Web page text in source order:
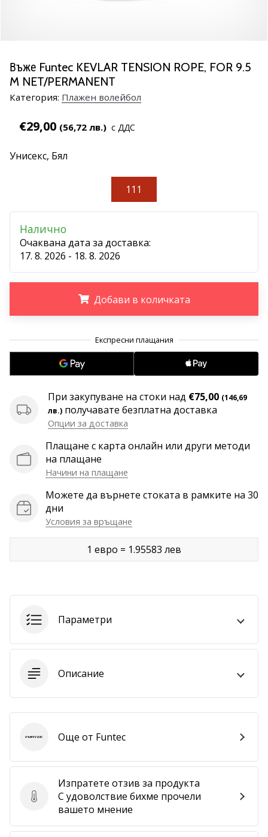
страст
като
нас?
се
амбасадор
на
11. 8. 2022
1 мин. четене
Партньорска
програма
Facebook
дискусионен
форум?
Накарайте
ги
да
генерират
приходи.
…
Въже Funtec KEVLAR TENSION ROPE, FOR 9.5
M NET/PERMANENT
Категория: Плажен волейбол
€29,00 (56,72 лв.) с ДДС
Унисекс, Бял
111
Налично
Очаквана дата за доставка:
17. 8. 2026 - 18. 8. 2026
Добави в количката
При закупуване на стоки над €75,00 (146,69
лв.) получавате безплатна доставка
Опции за доставка
Плащане с карта онлайн или други методи
на плащане
Начини на плащане
Можете да върнете стоката в рамките на 30
дни
Условия за връщане
1 евро = 1.95583 лев
Параметри
Описание
Изпратете отзив за продукта
Изпратете отзив за продукта
С удоволствие бихме прочели
вашето мнение
FuntecОще от Funtec